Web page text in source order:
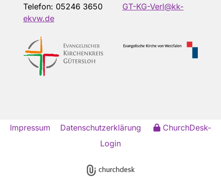
Telefon: 05246 3650
GT-KG-Verl@kk-
ekvw.de
Impressum Datenschutzerklärung
ChurchDesk-
Login